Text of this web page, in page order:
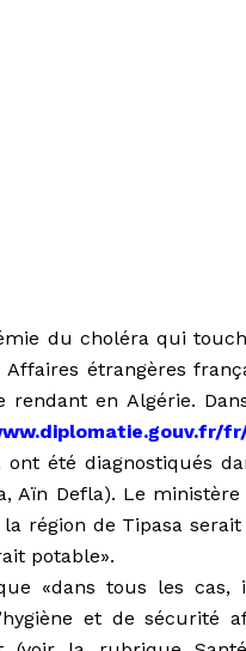
du choléra qui
Affaires étrangères
rendant en Algérie.
ont été diagnostiqués
Aïn Defla). Le
région de Tipasa
potable».
«dans tous les
et de sécurité